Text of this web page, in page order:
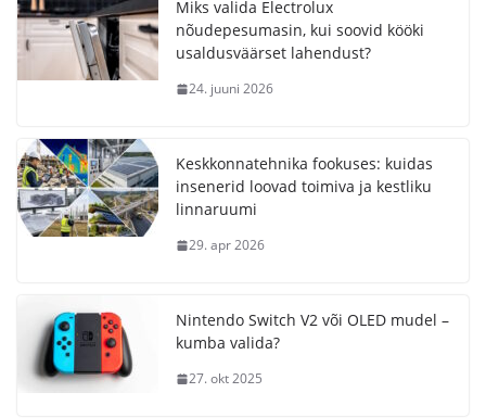
Miks valida Electrolux
nõudepesumasin, kui soovid kööki
usaldusväärset lahendust?
24. juuni 2026
Keskkonnatehnika fookuses: kuidas
insenerid loovad toimiva ja kestliku
linnaruumi
29. apr 2026
Nintendo Switch V2 või OLED mudel –
kumba valida?
27. okt 2025